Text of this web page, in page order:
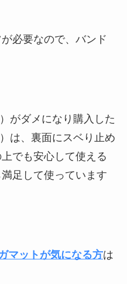
必要なので、バンド
がダメになり購入した
は、裏面にスベり止め
でも安心して使える
足して使っています
マットが気になる方は